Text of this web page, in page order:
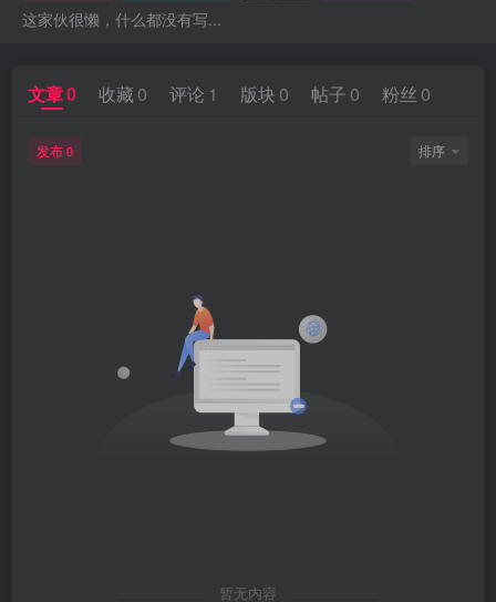
这家伙很懒，什么都没有写...
文章0 收藏 0 评论 1 版块 0 帖子 0 粉丝 0
发布 0 排序
暂无内容